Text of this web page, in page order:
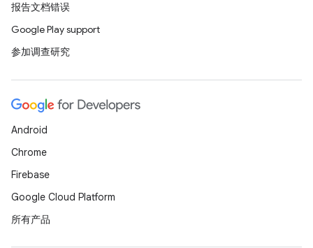
报告文档错误
Google Play support
参加调查研究
Android
Chrome
Firebase
Google Cloud Platform
所有产品